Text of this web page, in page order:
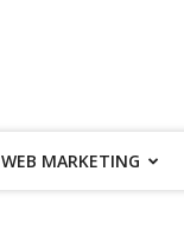
WEB MARKETING